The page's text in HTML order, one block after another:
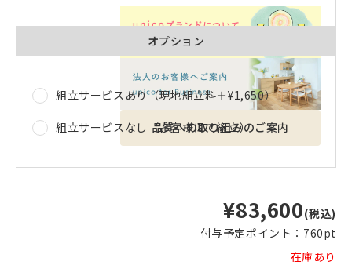
品質への取り組みのご案内
オプション
組立サービスあり（現地組立料＋¥1,650）
組立サービスなし（お客様にて組立）
¥83,600(税込)
付与予定ポイント： 760pt
在庫あり